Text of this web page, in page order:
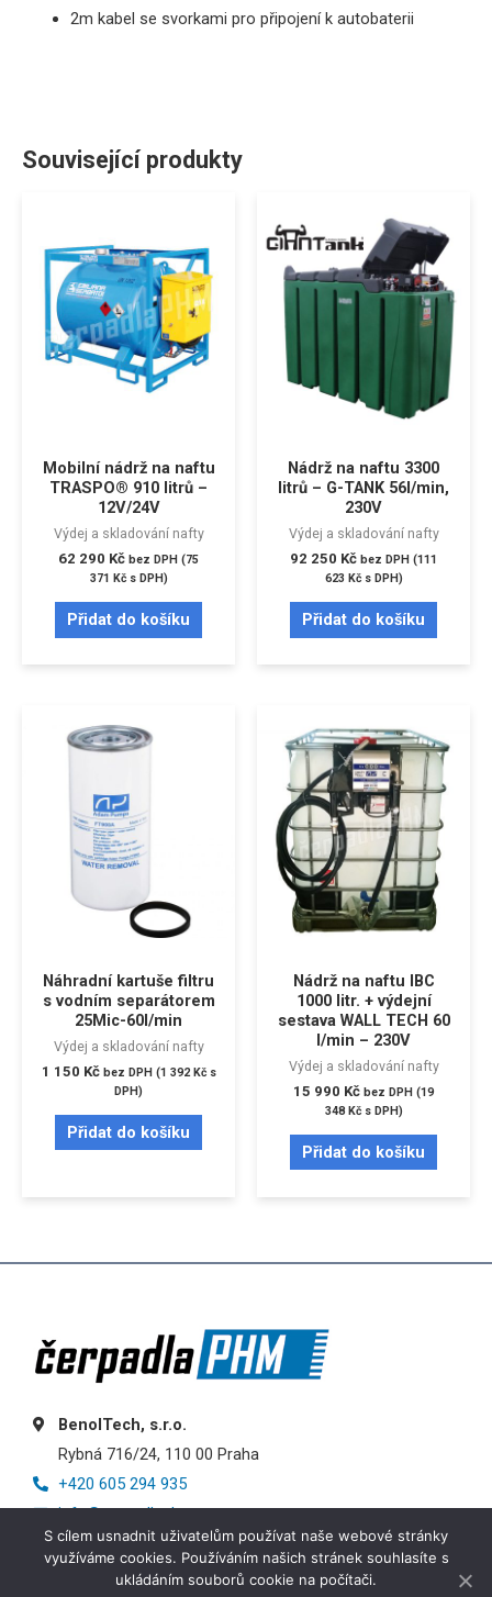
2m kabel se svorkami pro připojení k autobaterii
Související produkty
Mobilní nádrž na naftu
TRASPO® 910 litrů –
12V/24V
Výdej a skladování nafty
62 290 Kč bez DPH (75
371 Kčs DPH)
Přidat do košíku
Nádrž na naftu 3300
litrů – G-TANK 56l/min,
230V
Výdej a skladování nafty
92 250 Kč bez DPH (111
623 Kčs DPH)
Přidat do košíku
Náhradní kartuše filtru
s vodním separátorem
25Mic-60l/min
Výdej a skladování nafty
1 150 Kč bez DPH (1 392 Kčs
DPH)
Přidat do košíku
Nádrž na naftu IBC
1000 litr. + výdejní
sestava WALL TECH 60
l/min – 230V
Výdej a skladování nafty
15 990 Kč bez DPH (19
348 Kčs DPH)
Přidat do košíku
BenolTech, s.r.o.
Rybná 716/24, 110 00 Praha
+420 605 294 935
info@cerpadlaphm.cz
S cílem usnadnit uživatelům používat naše webové stránky
využíváme cookies. Používáním našich stránek souhlasíte s
ukládáním souborů cookie na počítači.